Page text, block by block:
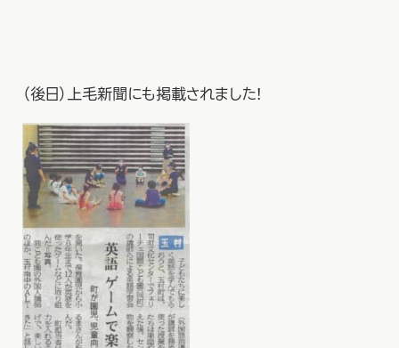
（後日）上毛新聞にも掲載されました！